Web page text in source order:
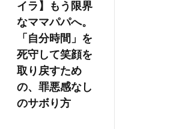
イラ】もう限界
なママパパへ。
「自分時間」を
死守して笑顔を
取り戻すため
の、罪悪感なし
のサボり方